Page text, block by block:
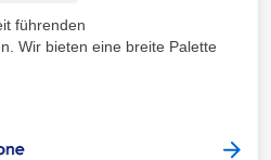
führenden
Wir bieten eine breite Palette